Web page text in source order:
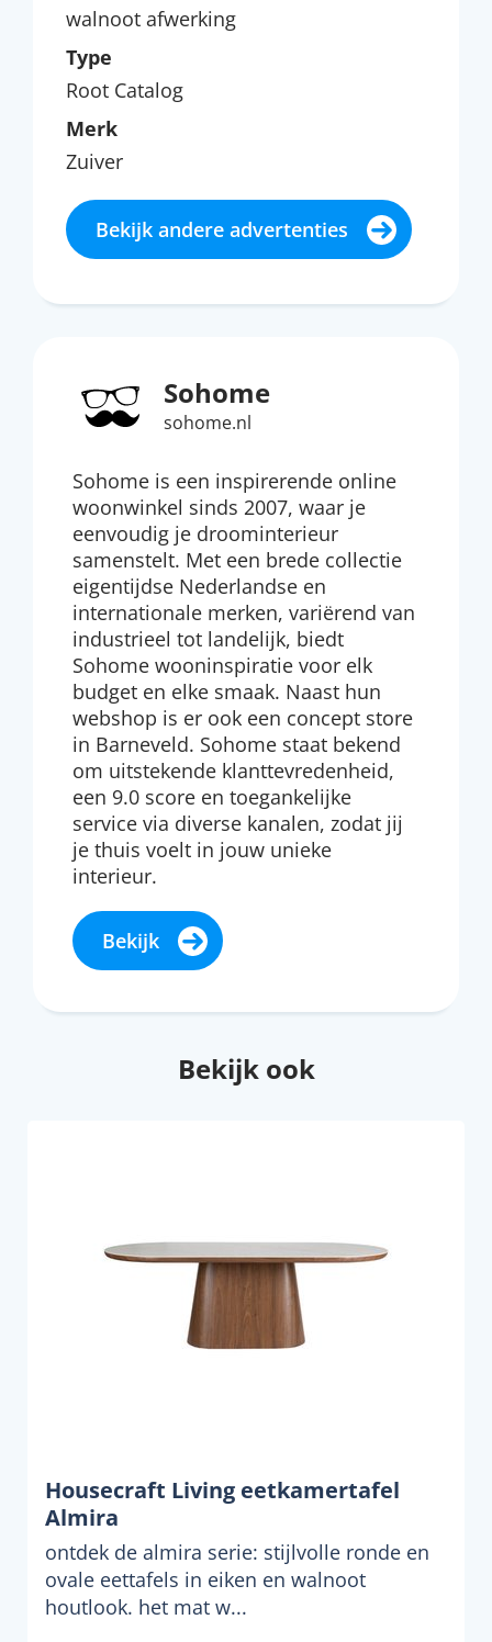
walnoot afwerking
Type
Root Catalog
Merk
Zuiver
Bekijk andere advertenties
Sohome
sohome.nl
Sohome is een inspirerende online
woonwinkel sinds 2007, waar je
eenvoudig je droominterieur
samenstelt. Met een brede collectie
eigentijdse Nederlandse en
internationale merken, variërend van
industrieel tot landelijk, biedt
Sohome wooninspiratie voor elk
budget en elke smaak. Naast hun
webshop is er ook een concept store
in Barneveld. Sohome staat bekend
om uitstekende klanttevredenheid,
een 9.0 score en toegankelijke
service via diverse kanalen, zodat jij
je thuis voelt in jouw unieke
interieur.
Bekijk
Bekijk ook
Housecraft Living eetkamertafel
Almira
ontdek de almira serie: stijlvolle ronde en
ovale eettafels in eiken en walnoot
houtlook. het mat w...